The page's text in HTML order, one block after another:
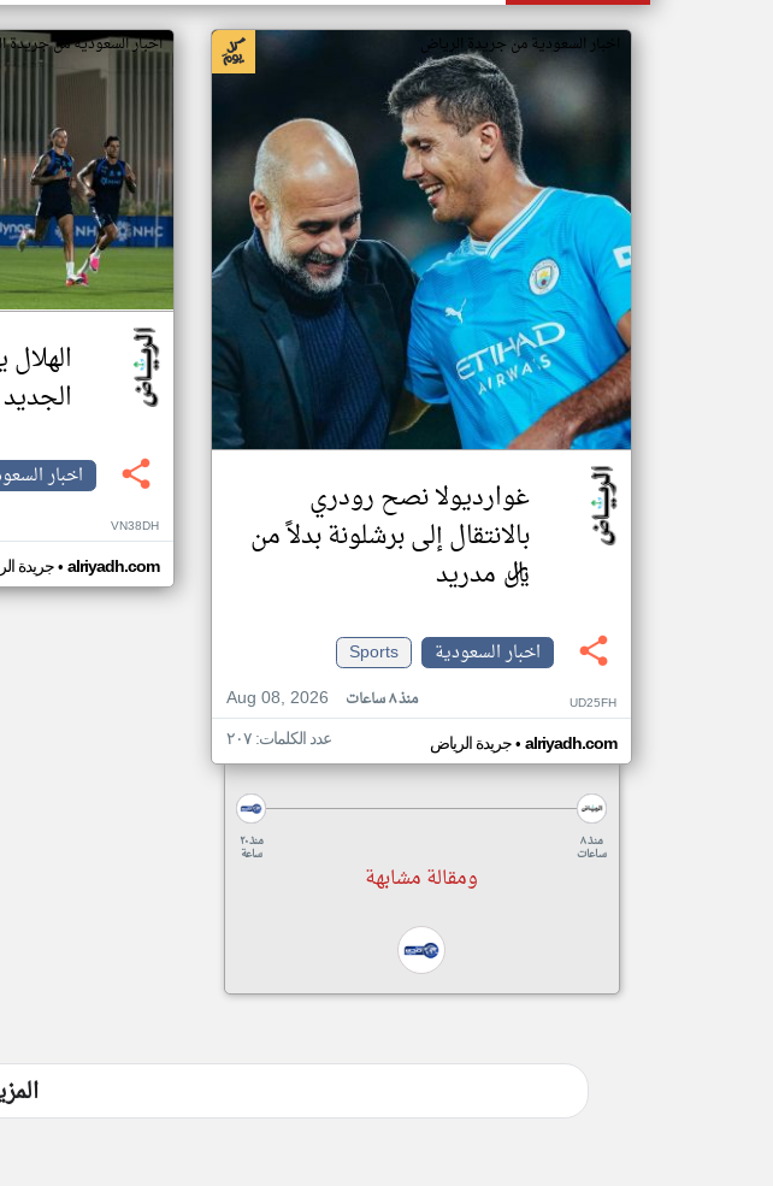
اخبار السعودية من جريدة الرياض
غوارديولا نصح رودري
بالانتقال إلى برشلونة بدلاً من
ريال مدريد
اخبار السعودية
Sports
Aug 08, 2026
منذ ٨ ساعات UD25FH
جريدة الرياض• alriyadh.com عدد الكلمات: ٢٠٧
منذ ٢٠
ساعة
منذ ٨
ساعات
ومقالة مشابهة
اخبار السعودية من جريدة
اخبار
VN38DH
جريدة• alriyadh.com